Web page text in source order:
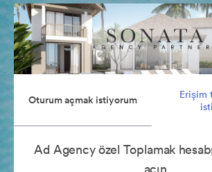
Oturum açmak istiyorum
Erişim
Ad Agency özel Toplamak